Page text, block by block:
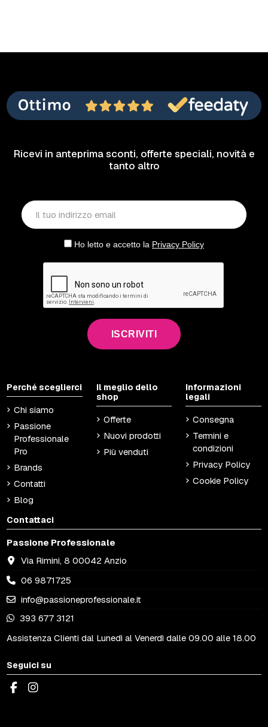
Ricevi in anteprima sconti, offerte speciali, novità e
tanto altro
Ho letto e accetto la Privacy Policy
ISCRIVITI
Perché sceglierci
Chi siamo
Passione
Professionale
Pro
Brands
Contatti
Blog
Il meglio dello
shop
Offerte
Nuovi prodotti
Più venduti
Informazioni
legali
Consegna
Termini e
condizioni
Privacy Policy
Cookie Policy
Contattaci
Passione Professionale
Via Rimini, 8 00042 Anzio
06 9871725
info@passioneprofessionale.it
393 677 3121
Assistenza Clienti dal Lunedì al Venerdì dalle 09.00 alle 18.00
Seguici su